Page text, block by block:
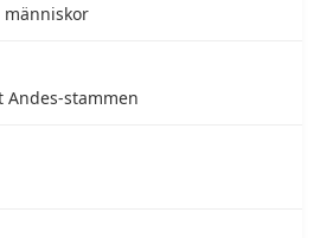
Andes-stammen